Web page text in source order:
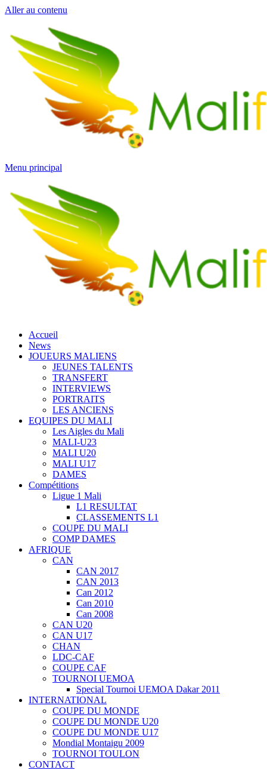
Aller au contenu
Menu principal
Accueil
News
JOUEURS MALIENS
JEUNES TALENTS
TRANSFERT
INTERVIEWS
PORTRAITS
LES ANCIENS
EQUIPES DU MALI
Les Aigles du Mali
MALI-U23
MALI U20
MALI U17
DAMES
Compétitions
Ligue 1 Mali
L1 RESULTAT
CLASSEMENTS L1
COUPE DU MALI
COMP DAMES
AFRIQUE
CAN
CAN 2017
CAN 2013
Can 2012
Can 2010
Can 2008
CAN U20
CAN U17
CHAN
LDC-CAF
COUPE CAF
TOURNOI UEMOA
Special Tournoi UEMOA Dakar 2011
INTERNATIONAL
COUPE DU MONDE
COUPE DU MONDE U20
COUPE DU MONDE U17
Mondial Montaigu 2009
TOURNOI TOULON
CONTACT